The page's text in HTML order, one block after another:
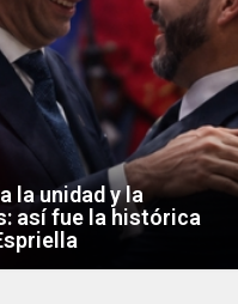
la unidad y la
así fue la histórica